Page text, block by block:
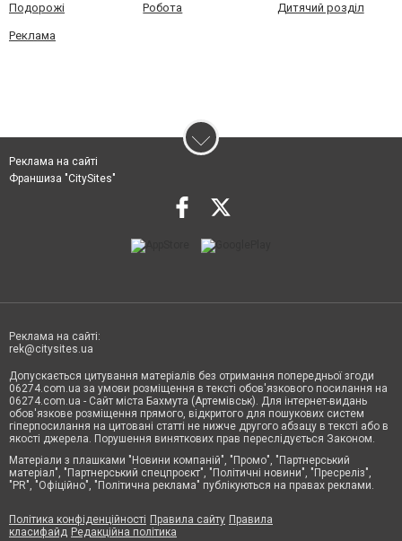
Подорожі Робота Дитячий розділ
Реклама
Реклама на сайті
Франшиза "CitySites"
Реклама на сайті:
rek@citysites.ua
Допускається цитування матеріалів без отримання попередньої згоди
06274.com.ua за умови розміщення в тексті обов'язкового посилання на
06274.com.ua - Сайт міста Бахмута (Артемівськ). Для інтернет-видань
обов'язкове розміщення прямого, відкритого для пошукових систем
гіперпосилання на цитовані статті не нижче другого абзацу в тексті або в
якості джерела. Порушення виняткових прав переслідується Законом.
Матеріали з плашками "Новини компаній", "Промо", "Партнерський
матеріал", "Партнерський спецпроєкт", "Політичні новини", "Пресреліз",
"PR", "Офіційно", "Політична реклама" публікуються на правах реклами.
Політика конфіденційності Правила сайту Правила
класифайд Редакційна політика